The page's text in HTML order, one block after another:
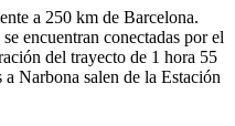
a 250 km de Barcelona.
encuentran conectadas por el
del trayecto de 1 hora 55
Narbona salen de la Estación